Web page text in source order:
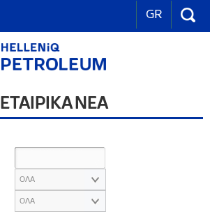
GR
ΕΤΑΙΡΙΚΑ ΝΕΑ
ΟΛΑ
ΟΛΑ